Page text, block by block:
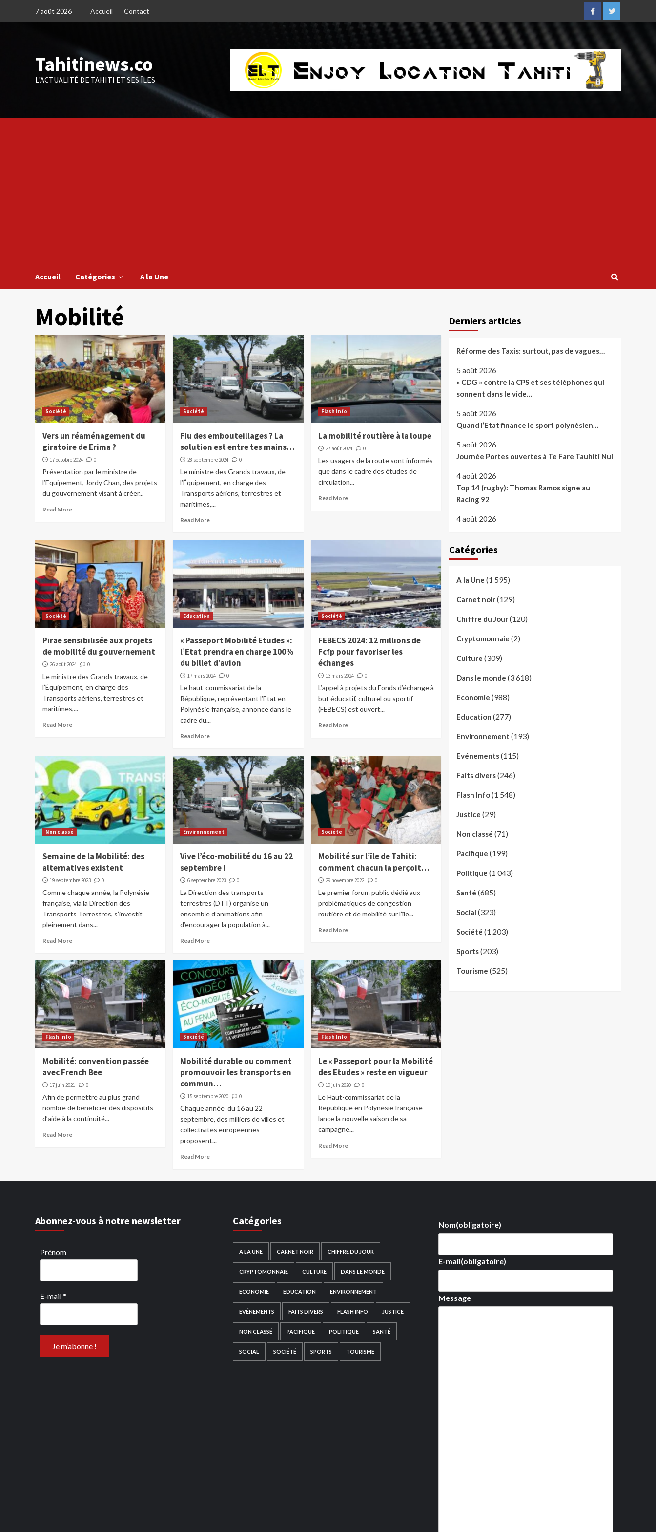
7 août 2026 Accueil Contact
FacebookTwitter
Tahitinews.co
L'ACTUALITÉ DE TAHITI ET SES ÎLES
Accueil Catégories A la Une
Mobilité
Société
Vers un réaménagement du
giratoire de Erima ?
17 octobre 2024 0
Présentation par le ministre de
l’Equipement, Jordy Chan, des projets
du gouvernement visant à créer...
Read More
Société
Fiu des embouteillages ? La
solution est entre tes mains…
28 septembre 2024 0
Le ministre des Grands travaux, de
l’Équipement, en charge des
Transports aériens, terrestres et
maritimes,...
Read More
Flash Info
La mobilité routière à la loupe
27 août 2024 0
Les usagers de la route sont informés
que dans le cadre des études de
circulation...
Read More
Société
Pirae sensibilisée aux projets
de mobilité du gouvernement
26 août 2024 0
Le ministre des Grands travaux, de
l’Équipement, en charge des
Transports aériens, terrestres et
maritimes,...
Read More
Education
« Passeport Mobilité Etudes »:
l’Etat prendra en charge 100%
du billet d’avion
17 mars 2024 0
Le haut-commissariat de la
République, représentant l’Etat en
Polynésie française, annonce dans le
cadre du...
Read More
Société
FEBECS 2024: 12 millions de
Fcfp pour favoriser les
échanges
13 mars 2024 0
L’appel à projets du Fonds d’échange à
but éducatif, culturel ou sportif
(FEBECS) est ouvert...
Read More
Non classé
Semaine de la Mobilité: des
alternatives existent
19 septembre 2023 0
Comme chaque année, la Polynésie
française, via la Direction des
Transports Terrestres, s’investit
pleinement dans...
Read More
Environnement
Vive l’éco-mobilité du 16 au 22
septembre !
6 septembre 2023 0
La Direction des transports
terrestres (DTT) organise un
ensemble d’animations afin
d’encourager la population à...
Read More
Société
Mobilité sur l’île de Tahiti:
comment chacun la perçoit…
29 novembre 2022 0
Le premier forum public dédié aux
problématiques de congestion
routière et de mobilité sur l’île...
Read More
Flash Info
Mobilité: convention passée
avec French Bee
17 juin 2021 0
Afin de permettre au plus grand
nombre de bénéficier des dispositifs
d’aide à la continuité...
Read More
Société
Mobilité durable ou comment
promouvoir les transports en
commun…
15 septembre 2020 0
Chaque année, du 16 au 22
septembre, des milliers de villes et
collectivités européennes
proposent...
Read More
Flash Info
Le « Passeport pour la Mobilité
des Etudes » reste en vigueur
19 juin 2020 0
Le Haut-commissariat de la
République en Polynésie française
lance la nouvelle saison de sa
campagne...
Read More
Derniers articles
Réforme des Taxis: surtout, pas de vagues…
5 août 2026
« CDG » contre la CPS et ses téléphones qui
sonnent dans le vide…
5 août 2026
Quand l’Etat finance le sport polynésien…
5 août 2026
Journée Portes ouvertes à Te Fare Tauhiti Nui
4 août 2026
Top 14 (rugby): Thomas Ramos signe au
Racing 92
4 août 2026
Catégories
A la Une (1 595)
Carnet noir(129)
Chiffre du Jour(120)
Cryptomonnaie (2)
Culture (309)
Dans le monde (3 618)
Economie (988)
Education (277)
Environnement (193)
Evénements(115)
Faits divers(246)
Flash Info(1 548)
Justice (29)
Non classé (71)
Pacifique (199)
Politique (1 043)
Santé (685)
Social (323)
Société (1 203)
Sports(203)
Tourisme (525)
Abonnez-vous à notre newsletter
Prénom
E-mail*
Catégories
A LA UNE CARNET NOIR CHIFFRE DU JOUR
CRYPTOMONNAIE CULTURE DANS LE MONDE
ECONOMIE EDUCATION ENVIRONNEMENT
EVÉNEMENTS FAITS DIVERS FLASH INFO JUSTICE
NON CLASSÉ PACIFIQUE POLITIQUE SANTÉ
SOCIAL SOCIÉTÉ SPORTS TOURISME
Nom(obligatoire)
E-mail(obligatoire)
Message